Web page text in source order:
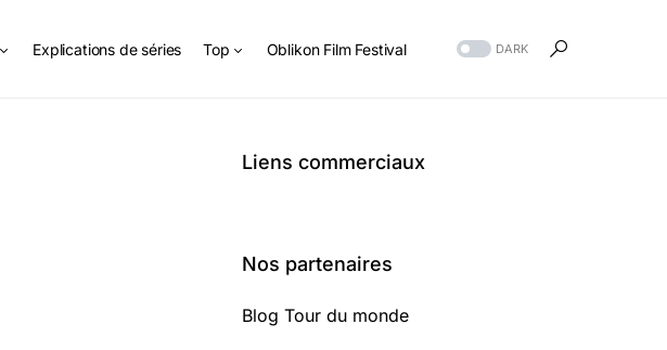
Explications de séries Top Oblikon Film Festival DARK
Liens commerciaux
Nos partenaires
Blog Tour du monde